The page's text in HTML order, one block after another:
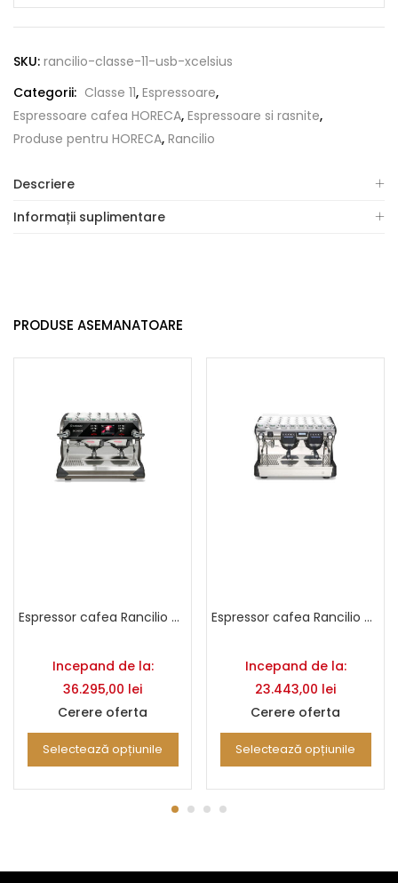
SKU: rancilio-classe-11-usb-xcelsius
Categorii: Classe 11, Espressoare,
Espressoare cafea HORECA, Espressoare si rasnite,
Produse pentru HORECA, Rancilio
Descriere
Informații suplimentare
PRODUSE ASEMANATOARE
Espressor cafea Rancilio Classe 11 USB
Incepand de la:
36.295,00 lei
Cerere oferta
Selectează opțiunile
Espressor cafea Rancilio Classe 7 USB TALL
Incepand de la:
23.443,00 lei
Cerere oferta
Selectează opțiunile